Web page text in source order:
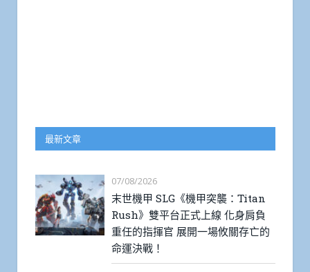
最新文章
07/08/2026
末世機甲 SLG《機甲突襲：Titan
Rush》雙平台正式上線 化身肩負
重任的指揮官 展開一場攸關存亡的
命運決戰！